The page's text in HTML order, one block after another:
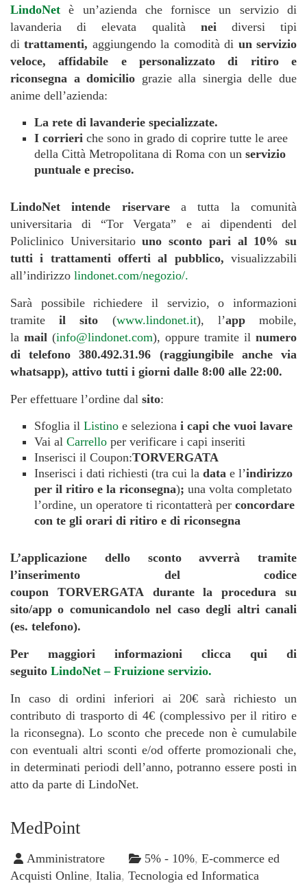
LindoNet è un’azienda che fornisce un servizio di
lavanderia di elevata qualità neidiversi tipi
ditrattamenti, aggiungendo la comodità di un servizio
veloce, affidabile e personalizzato di ritiro e
riconsegna a domicilio grazie alla sinergia delle due
anime dell’azienda:
La rete di lavanderie specializzate.
I corrieri che sono in grado di coprire tutte le aree
della Città Metropolitana di Roma con un servizio
puntuale e preciso.
LindoNet intende riservarea tutta la comunità
universitaria di “Tor Vergata” e ai dipendenti del
Policlinico Universitariouno sconto pari al 10% su
tutti i trattamenti offerti al pubblico, visualizzabili
all’indirizzo lindonet.com/negozio/.
Sarà possibile richiedere il servizio, o informazioni
tramiteil sito (www.lindonet.it), l’appmobile,
la mail (info@lindonet.com), oppure tramite il numero
di telefono 380.492.31.96 (raggiungibile anche via
whatsapp), attivo tutti i giorni dalle 8:00 alle 22:00.
Per effettuare l’ordine dal sito:
Sfoglia il Listino e seleziona i capi che vuoi lavare
Vai al Carrello per verificare i capi inseriti
Inserisci il Coupon:TORVERGATA
Inserisci i dati richiesti (tra cui la data e l’indirizzo
per il ritiro e la riconsegna); una volta completato
l’ordine, un operatore ti ricontatterà per concordare
con te gli orari di ritiro e di riconsegna
L’applicazione dello sconto avverrà tramite
l’inserimento del codice
coupon TORVERGATA durante la procedura su
sito/app o comunicandolo nel caso degli altri canali
(es. telefono).
Per maggiori informazioni clicca qui di
seguito LindoNet – Fruizione servizio.
In caso di ordini inferiori ai 20€ sarà richiesto un
contributo di trasporto di 4€ (complessivo per il ritiro e
la riconsegna). Lo sconto che precede non è cumulabile
con eventuali altri sconti e/od offerte promozionali che,
in determinati periodi dell’anno, potranno essere posti in
atto da parte di LindoNet.
MedPoint
Amministratore 5% - 10%, E-commerce ed
Acquisti Online, Italia, Tecnologia ed Informatica